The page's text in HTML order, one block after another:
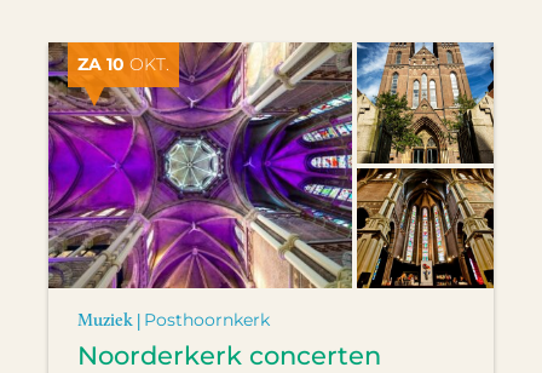
ZA 10 OKT.
Muziek | Posthoornkerk
Noorderkerk concerten